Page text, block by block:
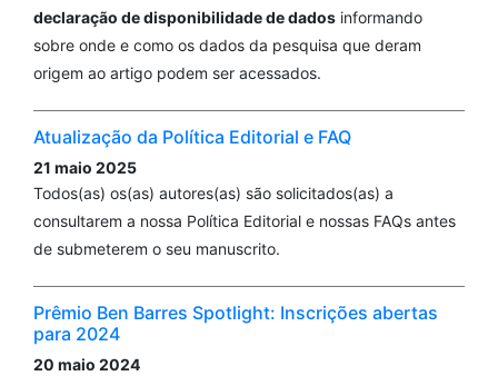
declaração de disponibilidade de dados informando
sobre onde e como os dados da pesquisa que deram
origem ao artigo podem ser acessados.
Atualização da Política Editorial e FAQ
21 maio 2025
Todos(as) os(as) autores(as) são solicitados(as) a
consultarem a nossa Política Editorial e nossas FAQs antes
de submeterem o seu manuscrito.
Prêmio Ben Barres Spotlight: Inscrições abertas
para 2024
20 maio 2024